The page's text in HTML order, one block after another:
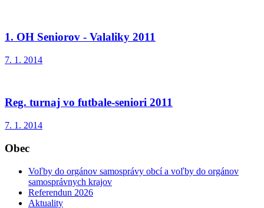
1. OH Seniorov - Valaliky 2011
7. 1. 2014
Reg. turnaj vo futbale-seniori 2011
7. 1. 2014
Obec
Voľby do orgánov samosprávy obcí a voľby do orgánov
samosprávnych krajov
Referendun 2026
Aktuality